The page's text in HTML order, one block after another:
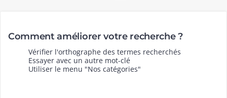
Comment améliorer votre recherche ?
Vérifier l'orthographe des termes recherchés
Essayer avec un autre mot-clé
Utiliser le menu "Nos catégories"